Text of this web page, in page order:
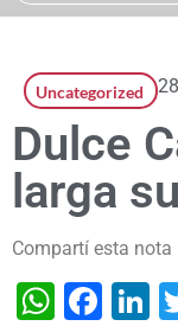
Uncategorized
Dulce
larga
Compartí esta nota